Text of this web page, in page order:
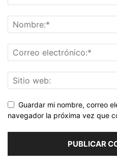
Guardar mi nombre, correo
navegador la próxima vez que